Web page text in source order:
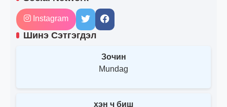
Instagram
Шинэ Сэтгэгдэл
Зочин
Mundag
хэн ч биш